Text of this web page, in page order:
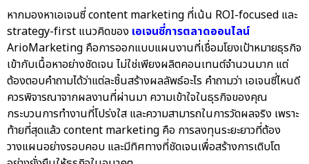
หากมองหาเอเจนซี่ content marketing ที่เน้น ROI-focused และ
strategy-first แนวคิดของ เอเจนซี่การตลาดออนไลน์
ArioMarketing คือการออกแบบแผนงานที่เชื่อมโยงเป้าหมายธุรกิจ
เข้ากับเนื้อหาอย่างชัดเจน ไม่ใช่เพียงผลิตคอนเทนต์จำนวนมาก แต่
ต้องตอบคำถามได้ว่าแต่ละชิ้นสร้างผลลัพธ์อะไร คำถามว่า เอเจนซี่ไหนดี
ควรพิจารณาจากผลงานที่ผ่านมา ความเข้าใจในธุรกิจของคุณ
กระบวนการทำงานที่โปร่งใส และความสามารถในการวัดผลจริง เพราะ
ท้ายที่สุดแล้ว content marketing คือ การลงทุนระยะยาวที่ต้อง
วางแผนอย่างรอบคอบ และมีทิศทางที่ชัดเจนเพื่อสร้างการเติบโต